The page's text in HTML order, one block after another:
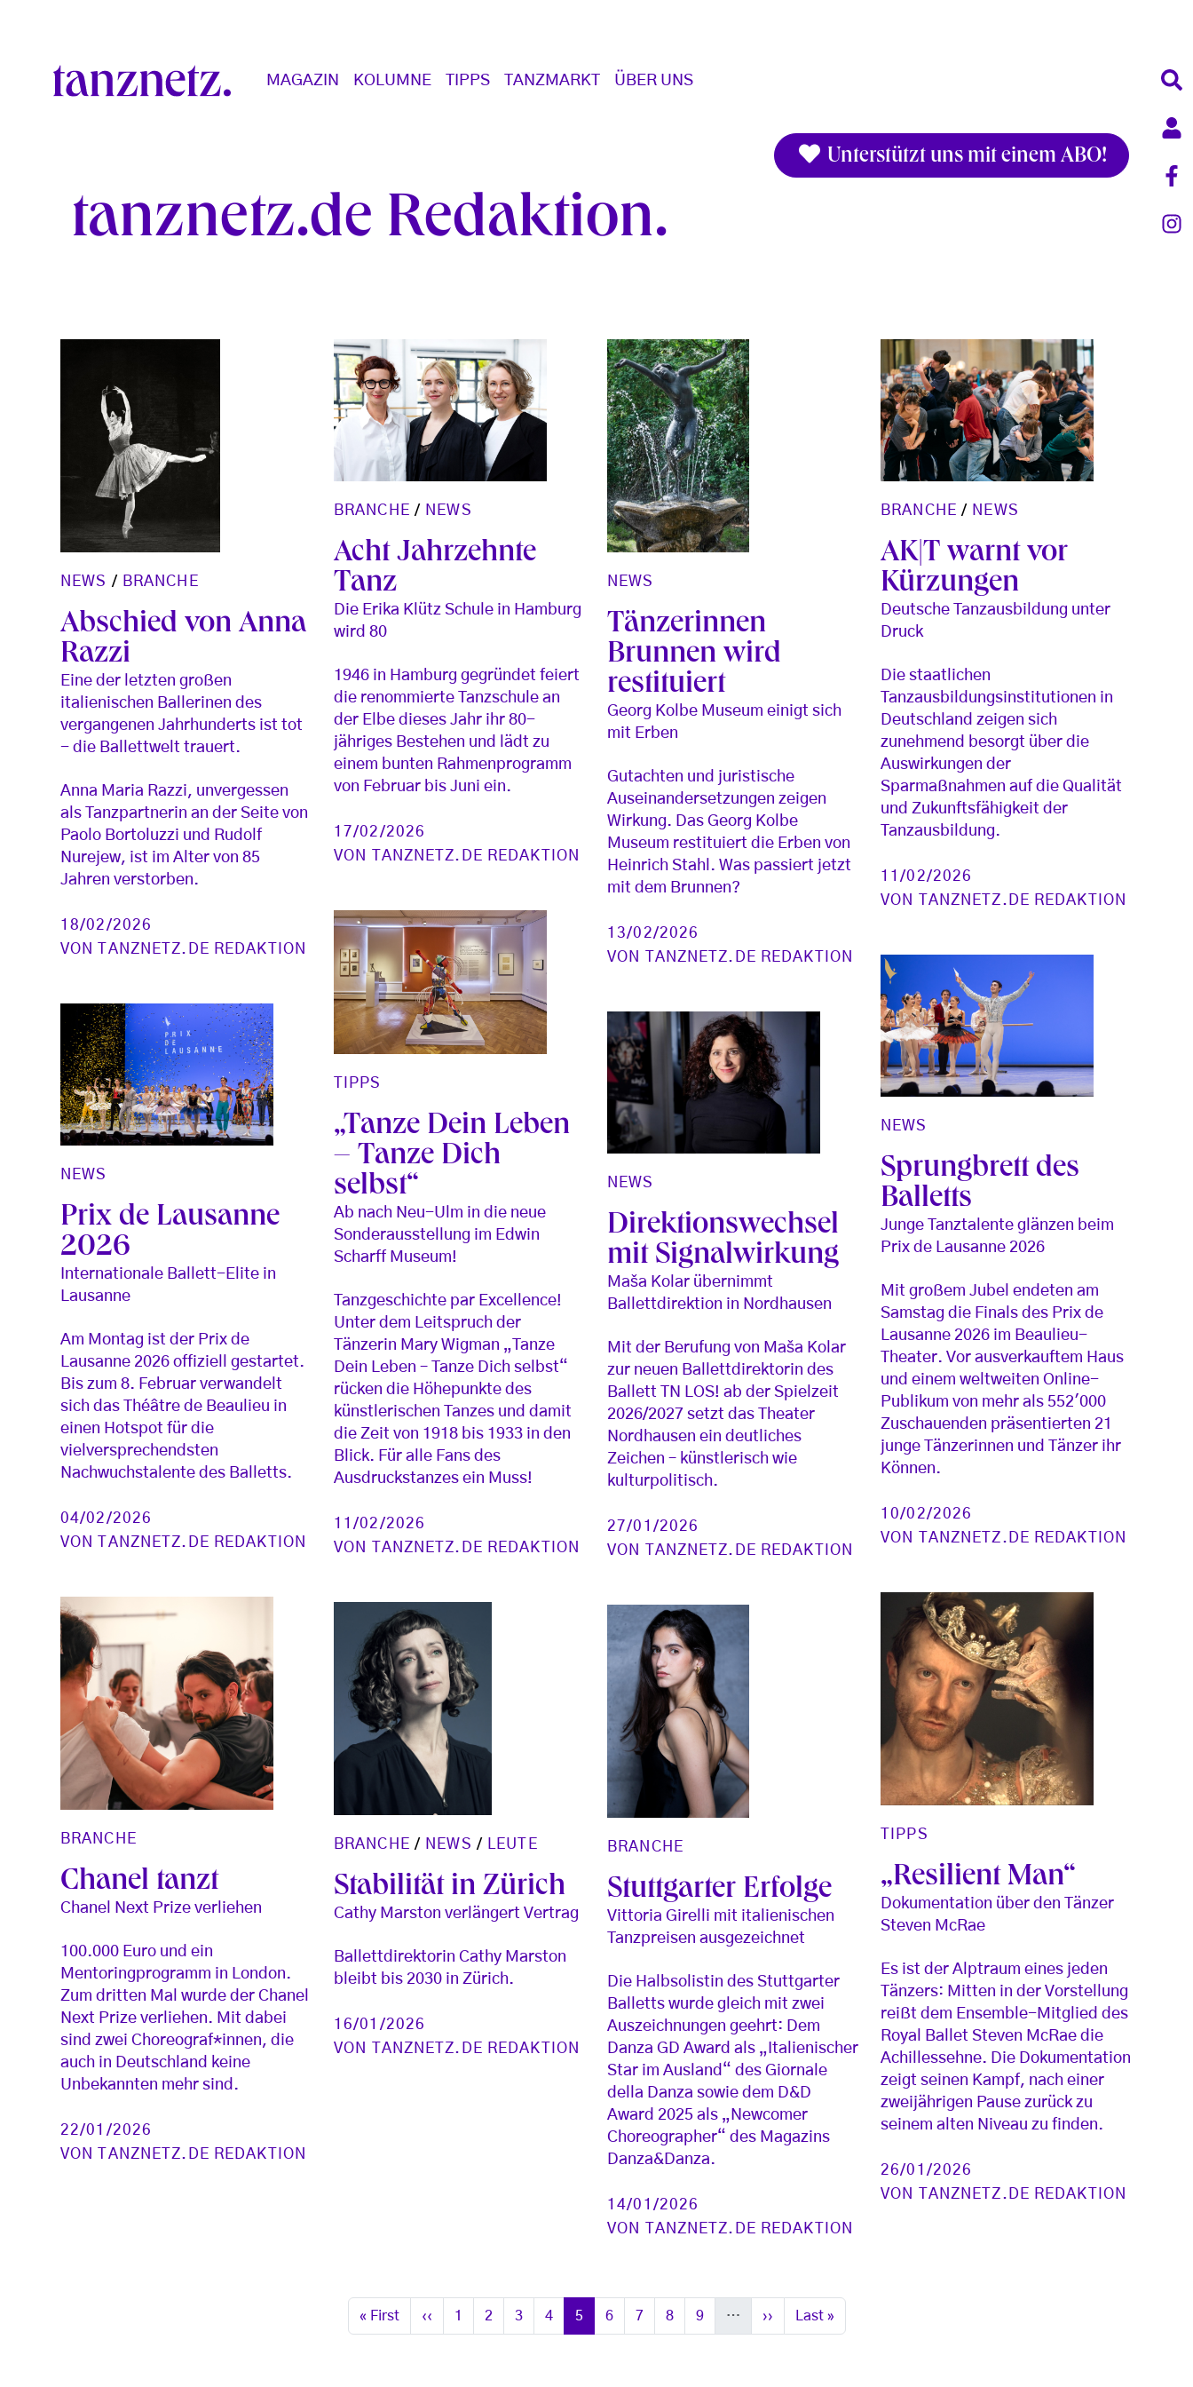
Main navigation
MAGAZIN KOLUMNE TIPPS TANZMARKT ÜBER UNS
Unterstützt uns mit einem ABO!
tanznetz.de Redaktion
NEWS / BRANCHE
Abschied von Anna
Razzi
Eine der letzten großen
italienischen Ballerinen des
vergangenen Jahrhunderts ist tot
- die Ballettwelt trauert.
Anna Maria Razzi, unvergessen
als Tanzpartnerin an der Seite von
Paolo Bortoluzzi und Rudolf
Nurejew, ist im Alter von 85
Jahren verstorben.
18/02/2026
VON
TANZNETZ.DE REDAKTION
BRANCHE / NEWS
Acht Jahrzehnte
Tanz
Die Erika Klütz Schule in Hamburg
wird 80
1946 in Hamburg gegründet feiert
die renommierte Tanzschule an
der Elbe dieses Jahr ihr 80-
jähriges Bestehen und lädt zu
einem bunten Rahmenprogramm
von Februar bis Juni ein.
17/02/2026
VON
TANZNETZ.DE REDAKTION
NEWS
Tänzerinnen
Brunnen wird
restituiert
Georg Kolbe Museum einigt sich
mit Erben
Gutachten und juristische
Auseinandersetzungen zeigen
Wirkung. Das Georg Kolbe
Museum restituiert die Erben von
Heinrich Stahl. Was passiert jetzt
mit dem Brunnen?
13/02/2026
VON
TANZNETZ.DE REDAKTION
BRANCHE / NEWS
AK|T warnt vor
Kürzungen
Deutsche Tanzausbildung unter
Druck
Die staatlichen
Tanzausbildungsinstitutionen in
Deutschland zeigen sich
zunehmend besorgt über die
Auswirkungen der
Sparmaßnahmen auf die Qualität
und Zukunftsfähigkeit der
Tanzausbildung.
11/02/2026
VON
TANZNETZ.DE REDAKTION
TIPPS
„Tanze Dein Leben
– Tanze Dich
selbst“
Ab nach Neu-Ulm in die neue
Sonderausstellung im Edwin
Scharff Museum!
Tanzgeschichte par Excellence!
Unter dem Leitspruch der
Tänzerin Mary Wigman „Tanze
Dein Leben – Tanze Dich selbst“
rücken die Höhepunkte des
künstlerischen Tanzes und damit
die Zeit von 1918 bis 1933 in den
Blick. Für alle Fans des
Ausdruckstanzes ein Muss!
11/02/2026
VON
TANZNETZ.DE REDAKTION
NEWS
Sprungbrett des
Balletts
Junge Tanztalente glänzen beim
Prix de Lausanne 2026
Mit großem Jubel endeten am
Samstag die Finals des Prix de
Lausanne 2026 im Beaulieu-
Theater. Vor ausverkauftem Haus
und einem weltweiten Online-
Publikum von mehr als 552'000
Zuschauenden präsentierten 21
junge Tänzerinnen und Tänzer ihr
Können.
10/02/2026
VON
TANZNETZ.DE REDAKTION
NEWS
Prix de Lausanne
2026
Internationale Ballett-Elite in
Lausanne
Am Montag ist der Prix de
Lausanne 2026 offiziell gestartet.
Bis zum 8. Februar verwandelt
sich das Théâtre de Beaulieu in
einen Hotspot für die
vielversprechendsten
Nachwuchstalente des Balletts.
04/02/2026
VON
TANZNETZ.DE REDAKTION
NEWS
Direktionswechsel
mit Signalwirkung
Maša Kolar übernimmt
Ballettdirektion in Nordhausen
Mit der Berufung von Maša Kolar
zur neuen Ballettdirektorin des
Ballett TN LOS! ab der Spielzeit
2026/2027 setzt das Theater
Nordhausen ein deutliches
Zeichen – künstlerisch wie
kulturpolitisch.
27/01/2026
VON
TANZNETZ.DE REDAKTION
TIPPS
„Resilient Man“
Dokumentation über den Tänzer
Steven McRae
Es ist der Alptraum eines jeden
Tänzers: Mitten in der Vorstellung
reißt dem Ensemble-Mitglied des
Royal Ballet Steven McRae die
Achillessehne. Die Dokumentation
zeigt seinen Kampf, nach einer
zweijährigen Pause zurück zu
seinem alten Niveau zu finden.
26/01/2026
VON
TANZNETZ.DE REDAKTION
BRANCHE
Chanel tanzt
Chanel Next Prize verliehen
100.000 Euro und ein
Mentoringprogramm in London.
Zum dritten Mal wurde der Chanel
Next Prize verliehen. Mit dabei
sind zwei Choreograf*innen, die
auch in Deutschland keine
Unbekannten mehr sind.
22/01/2026
VON
TANZNETZ.DE REDAKTION
BRANCHE / NEWS / LEUTE
Stabilität in Zürich
Cathy Marston verlängert Vertrag
Ballettdirektorin Cathy Marston
bleibt bis 2030 in Zürich.
16/01/2026
VON
TANZNETZ.DE REDAKTION
BRANCHE
Stuttgarter Erfolge
Vittoria Girelli mit italienischen
Tanzpreisen ausgezeichnet
Die Halbsolistin des Stuttgarter
Balletts wurde gleich mit zwei
Auszeichnungen geehrt: Dem
Danza GD Award als „Italienischer
Star im Ausland“ des Giornale
della Danza sowie dem D&D
Award 2025 als „Newcomer
Choreographer“ des Magazins
Danza&Danza.
14/01/2026
VON
TANZNETZ.DE REDAKTION
Erste Seite
« First Vorherige Seite
‹‹ Seite
1 Seite
2 Seite
3 Seite
4 Seite
5 Seite
6 Seite
7 Seite
8 Seite
9 … Nächste Seite
›› Letzte Seite
Last »